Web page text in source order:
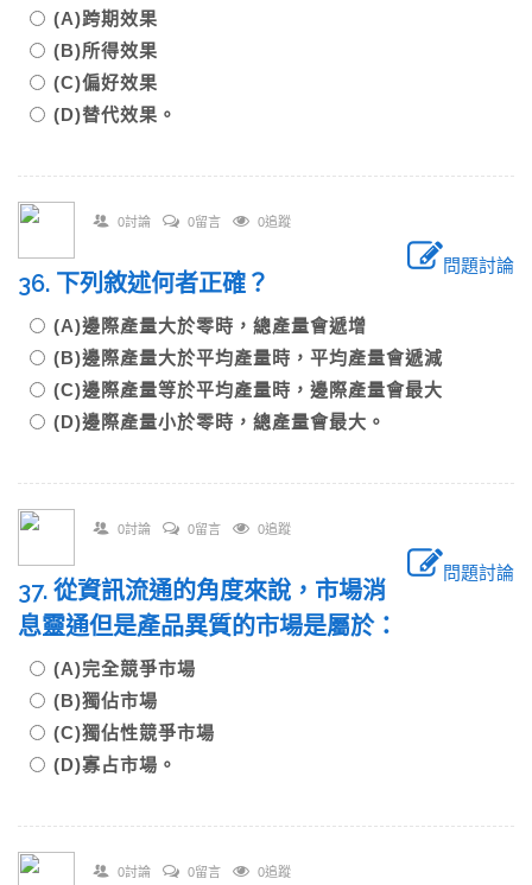
(A)跨期效果
(B)所得效果
(C)偏好效果
(D)替代效果。
0討論 0留言 0追蹤
問題討論
36. 下列敘述何者正確？
(A)邊際產量大於零時，總產量會遞增
(B)邊際產量大於平均產量時，平均產量會遞減
(C)邊際產量等於平均產量時，邊際產量會最大
(D)邊際產量小於零時，總產量會最大。
0討論 0留言 0追蹤
問題討論
37. 從資訊流通的角度來說，市場消
息靈通但是產品異質的市場是屬於：
(A)完全競爭市場
(B)獨佔市場
(C)獨佔性競爭市場
(D)寡占市場。
0討論 0留言 0追蹤